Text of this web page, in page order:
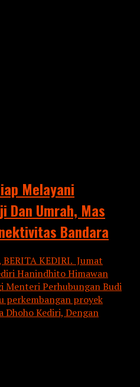
Melayani
Dan Umrah, Mas
Bandara
KEDIRI. Jumat
Hanindhito Himawan
Menteri Perhubungan Budi
perkembangan proyek
Dhoho Kediri, Dengan